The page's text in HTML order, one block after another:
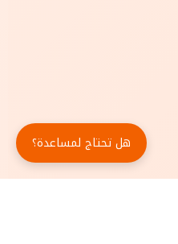
هل تحتاج لمساعدة؟